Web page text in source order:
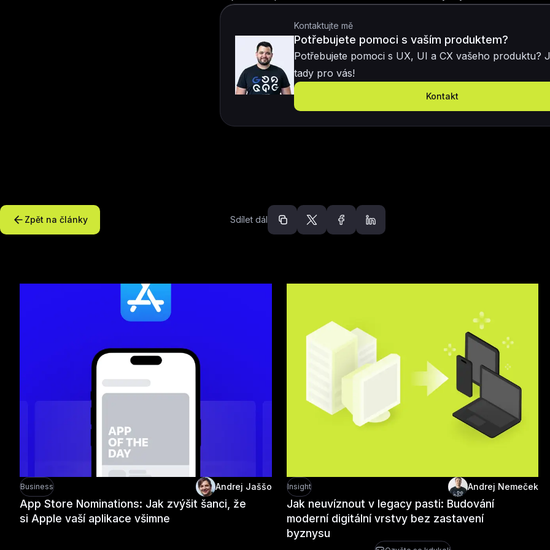
Kontaktujte mě
Potřebujete pomoci s vaším produktem?
Potřebujete pomoci s UX, UI a CX vašeho produktu?
tady pro vás!
Kontakt
Zpět na články Sdílet dál
Business Andrej Jaššo
App Store Nominations: Jak zvýšit šanci, že
si Apple vaší aplikace všimne
Insight Andrej Nemeček
Jak neuvíznout v legacy pasti: Budování
moderní digitální vrstvy bez zastavení
byznysu